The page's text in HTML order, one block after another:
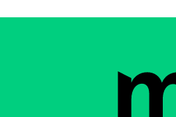
Brussels Museums